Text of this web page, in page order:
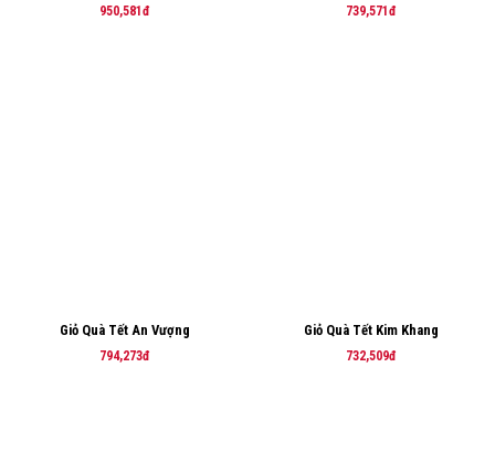
950,581đ 739,571đ
Giỏ Quà Tết An Vượng
794,273đ
Giỏ Quà Tết Kim Khang
732,509đ